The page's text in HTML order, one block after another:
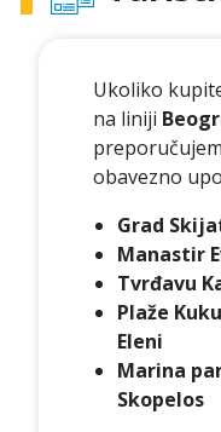
Ukoliko
na liniji
obavezno
Grad
Manastir
Tvrđavu
Plaže
Eleni
Marina
Skopelos